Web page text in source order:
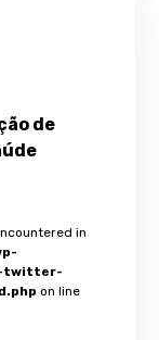
de
in
twitter-
on line